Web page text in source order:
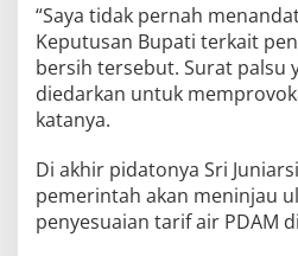
“Saya tidak pernah
Keputusan Bupati terkait
bersih tersebut. Surat palsu
diedarkan untuk
katanya.
Di akhir pidatonya Sri
pemerintah akan meninjau
penyesuaian tarif air PDAM